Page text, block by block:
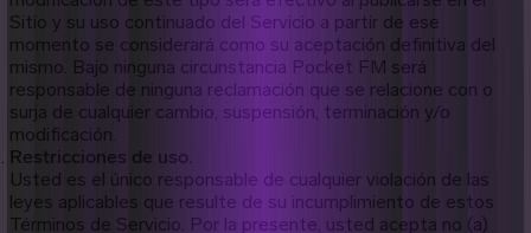
Sitio y su uso continuado del Servicio a partir de ese
momento se considerará como su aceptación definitiva del
mismo. Bajo ninguna circunstancia Pocket FM será
responsable de ninguna reclamación que se relacione con o
surja de cualquier cambio, suspensión, terminación y/o
modificación.
Restricciones de uso.
Usted es el único responsable de cualquier violación de las
leyes aplicables que resulte de su incumplimiento de estos
Términos de Servicio. Por la presente, usted acepta no (a)